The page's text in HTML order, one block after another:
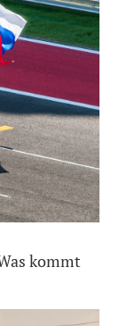
kommt